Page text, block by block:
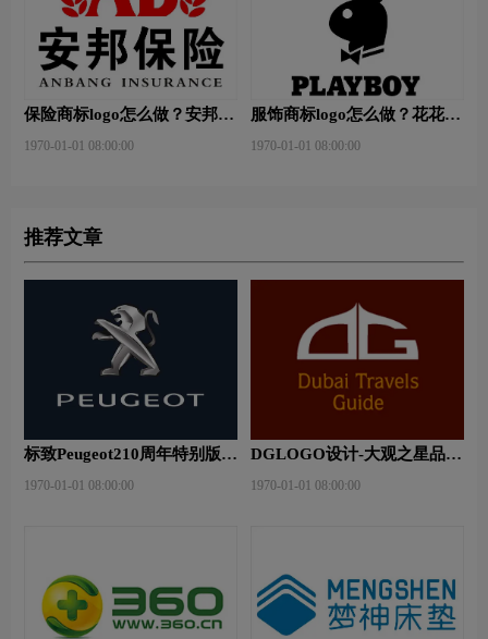
保险商标logo怎么做？安邦保
1970-01-01 08:00:00
服饰商标logo怎么做？花花公
1970-01-01 08:00:00
推荐文章
标致Peugeot210周年特别版新
1970-01-01 08:00:00
DGLOGO设计-大观之星品牌
1970-01-01 08:00:00